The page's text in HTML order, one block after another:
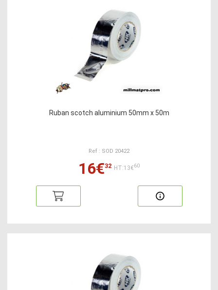
Ruban scotch aluminium 50mm x 50m
Ref : SOD 20422
16€32 HT:13€60